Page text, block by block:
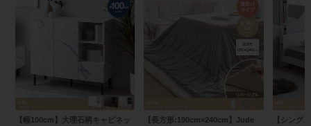
【幅100cm】大理石柄キャビネッ
【長方形:190cm×240cm】Jude
【シング